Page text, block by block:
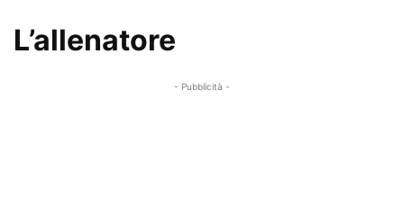
L’allenatore
- Pubblicità -